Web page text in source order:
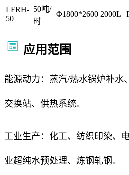
LFRH-
50
50吨/
时
Φ1800*2600 2000L
应用范围
能源动力：蒸汽/热水锅炉补水
交换站、供热系统。
工业生产：化工、纺织印染、
业超纯水预处理、炼钢轧钢。